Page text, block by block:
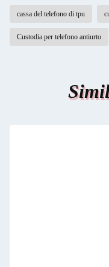
cassa del telefono di tpu
Custodia per telefono antiurto